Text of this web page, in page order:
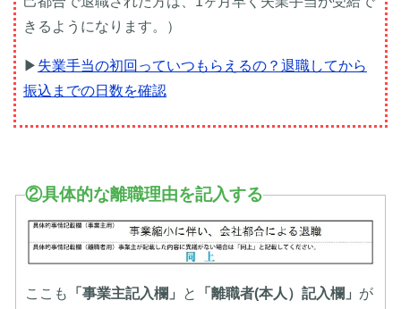
きるようになります。）
▶ 失業手当の初回っていつもらえるの？退職してから
振込までの日数を確認
②具体的な離職理由を記入する
ここも 「事業主記入欄」 と 「離職者(本人）記入欄」 が